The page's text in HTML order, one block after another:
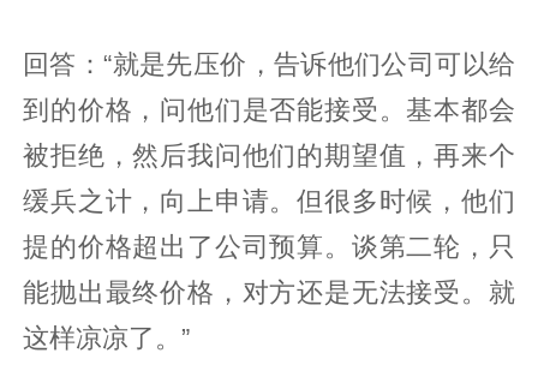
回答：“就是先压价，告诉他们公司可以给
到的价格，问他们是否能接受。基本都会
被拒绝，然后我问他们的期望值，再来个
缓兵之计，向上申请。但很多时候，他们
提的价格超出了公司预算。谈第二轮，只
能抛出最终价格，对方还是无法接受。就
这样凉凉了。”